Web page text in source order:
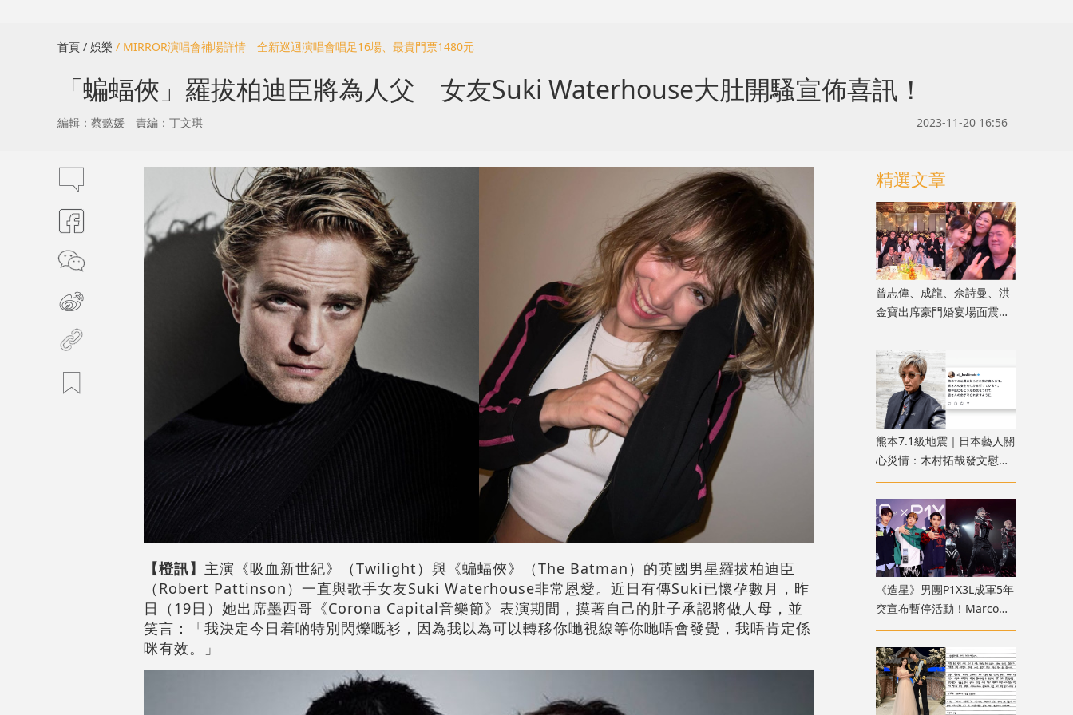
首頁 / 娛樂 / MIRROR演唱會補場詳情 全新巡迴演唱會唱足16場、最貴門票1480元
「蝙蝠俠」羅拔柏迪臣將為人父 女友Suki Waterhouse大肚開騷宣佈喜訊！
編輯：蔡懿媛 責編：丁文琪 2023-11-20 16:56
【橙訊】 主演《吸血新世紀》（Twilight）與《蝙蝠俠》（The Batman）的英國男星羅拔柏迪臣
（Robert Pattinson）一直與歌手女友Suki Waterhouse非常恩愛。近日有傳Suki已懷孕數月，昨
日（19日）她出席墨西哥《Corona Capital音樂節》表演期間，摸著自己的肚子承認將做人母，並
笑言：「我決定今日着啲特別閃爍嘅衫，因為我以為可以轉移你哋視線等你哋唔會發覺，我唔肯定係
咪有效。」
精選文章
曾志偉、成龍、佘詩曼、洪
金寶出席豪門婚宴場面震撼
猶如頒獎禮紅地氈
熊本7.1級地震｜日本藝人關
心災情：木村拓哉發文慰
問、橋本愛心痛家鄉受災
《造星》男團P1X3L成軍5年
突宣布暫停活動！Marco遭
官網除名？歌迷質疑形同解
散